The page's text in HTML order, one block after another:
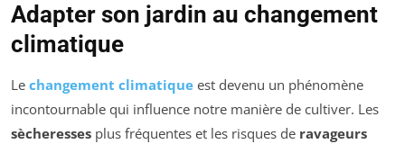
Adapter son jardin au changement
climatique
Le changement climatique est devenu un phénomène
incontournable qui influence notre manière de cultiver. Les
sècheresses plus fréquentes et les risques de ravageurs